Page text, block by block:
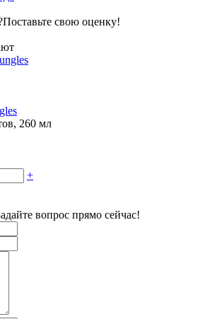
Поставьте свою оценку!
260 мл
+
вопрос прямо сейчас!